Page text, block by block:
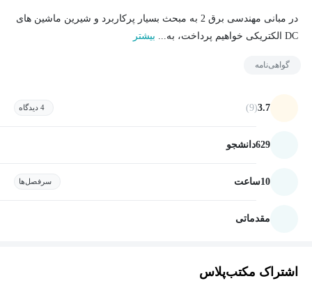
در مبانی مهندسی برق 2 به مبحث بسیار پرکاربرد و شیرین ماشین های
DC الکتریکی خواهیم پرداخت، به...
بیشتر
گواهی‌نامه
3.7
(9) 4 دیدگاه
629دانشجو
10ساعت سرفصل‌ها
مقدماتی
اشتراک مکتب‌پلاس